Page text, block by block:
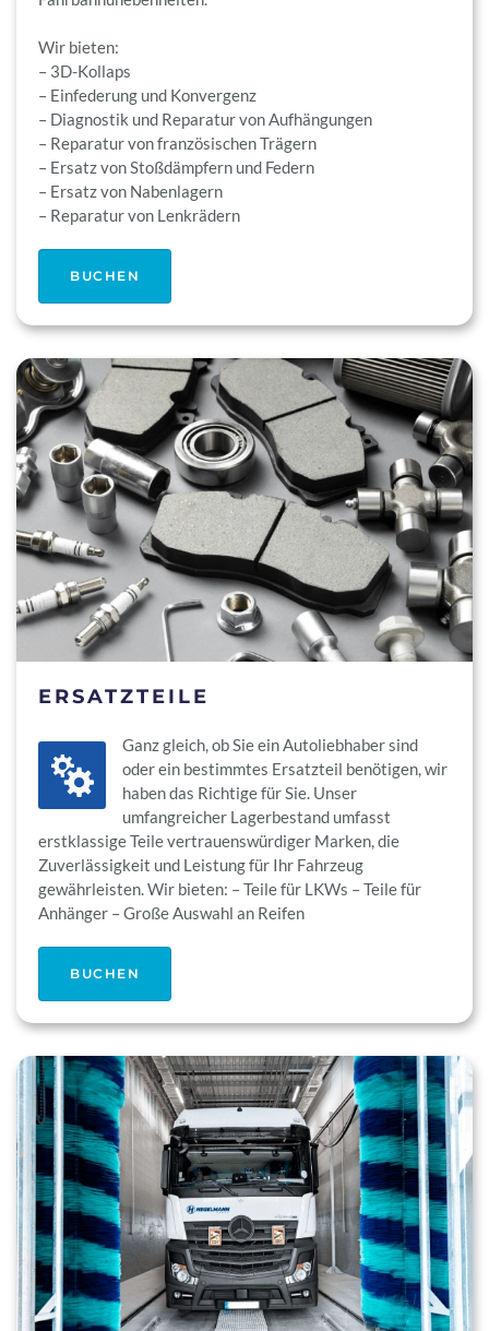
Wir bieten:
– 3D-Kollaps
– Einfederung und Konvergenz
– Diagnostik und Reparatur von Aufhängungen
– Reparatur von französischen Trägern
– Ersatz von Stoßdämpfern und Federn
– Ersatz von Nabenlagern
– Reparatur von Lenkrädern
BUCHEN
ERSATZTEILE
Ganz gleich, ob Sie ein Autoliebhaber sind
oder ein bestimmtes Ersatzteil benötigen, wir
haben das Richtige für Sie. Unser
umfangreicher Lagerbestand umfasst
erstklassige Teile vertrauenswürdiger Marken, die
Zuverlässigkeit und Leistung für Ihr Fahrzeug
gewährleisten. Wir bieten: – Teile für LKWs – Teile für
Anhänger – Große Auswahl an Reifen
BUCHEN